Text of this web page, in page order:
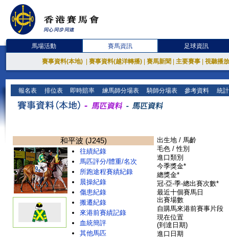
馬場活動 賽馬資訊 足球資訊
賽事資料(本地) 賽事資料(越洋轉播) 賽馬新聞 主要賽事 視聽播
報名表 排位表 即時賠率 練馬師分場表 騎師分場表 參考資料 統
和平波 (J245)
往績紀錄
馬匹評分/體重/名次
所跑途程賽績紀錄
晨操紀錄
傷患紀錄
搬遷紀錄
來港前賽績記錄
血統簡評
其他馬匹
出生地 / 馬齡
毛色 / 性別
進口類別
今季獎金*
總獎金*
冠-亞-季-總出賽次數*
最近十個賽馬日
出賽場數
自購馬來港前賽事片段
現在位置
(到達日期)
進口日期